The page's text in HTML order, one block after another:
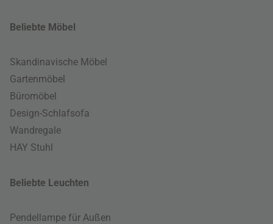
Beliebte Möbel
Skandinavische Möbel
Gartenmöbel
Büromöbel
Design-Schlafsofa
Wandregale
HAY Stuhl
Beliebte Leuchten
Pendellampe für Außen